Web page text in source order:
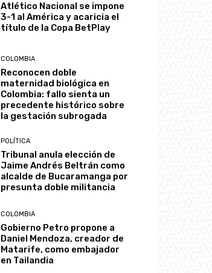
Atlético Nacional se impone
3-1 al América y acaricia el
título de la Copa BetPlay
COLOMBIA
Reconocen doble
maternidad biológica en
Colombia: fallo sienta un
precedente histórico sobre
la gestación subrogada
POLÍTICA
Tribunal anula elección de
Jaime Andrés Beltrán como
alcalde de Bucaramanga por
presunta doble militancia
COLOMBIA
Gobierno Petro propone a
Daniel Mendoza, creador de
Matarife, como embajador
en Tailandia